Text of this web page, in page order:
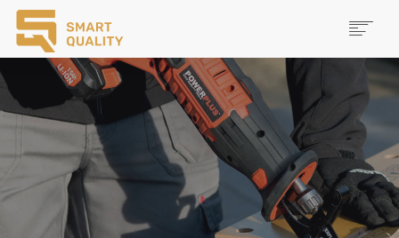
PRODUSE
NOUTĂȚI
MAI MULTE